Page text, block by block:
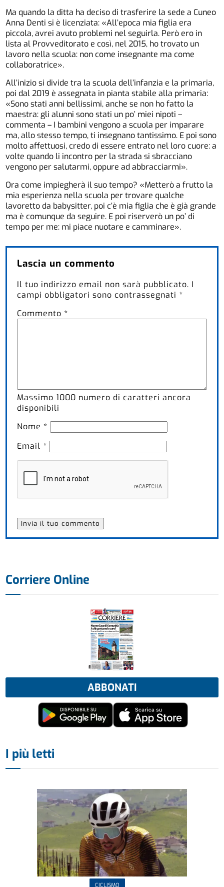
Ma quando la ditta ha deciso di trasferire la sede a Cuneo
Anna Denti si è licenziata: «All’epoca mia figlia era
piccola, avrei avuto problemi nel seguirla. Però ero in
lista al Provveditorato e così, nel 2015, ho trovato un
lavoro nella scuola: non come insegnante ma come
collaboratrice».
All’inizio si divide tra la scuola dell’infanzia e la primaria,
poi dal 2019 è assegnata in pianta stabile alla primaria:
«Sono stati anni bellissimi, anche se non ho fatto la
maestra: gli alunni sono stati un po’ miei nipoti –
commenta – I bambini vengono a scuola per imparare
ma, allo stesso tempo, ti insegnano tantissimo. E poi sono
molto affettuosi, credo di essere entrato nel loro cuore: a
volte quando li incontro per la strada si sbracciano
vengono per salutarmi, oppure ad abbracciarmi».
Ora come impiegherà il suo tempo? «Metterò a frutto la
mia esperienza nella scuola per trovare qualche
lavoretto da babysitter, poi c’è mia figlia che è già grande
ma è comunque da seguire. E poi riserverò un po’ di
tempo per me: mi piace nuotare e camminare».
Lascia un commento
Il tuo indirizzo email non sarà pubblicato. I
campi obbligatori sono contrassegnati *
Commento *
Massimo1000 numero di caratteri ancora
disponibili
Nome *
Email *
Corriere Online
ABBONATI
I più letti
CICLISMO